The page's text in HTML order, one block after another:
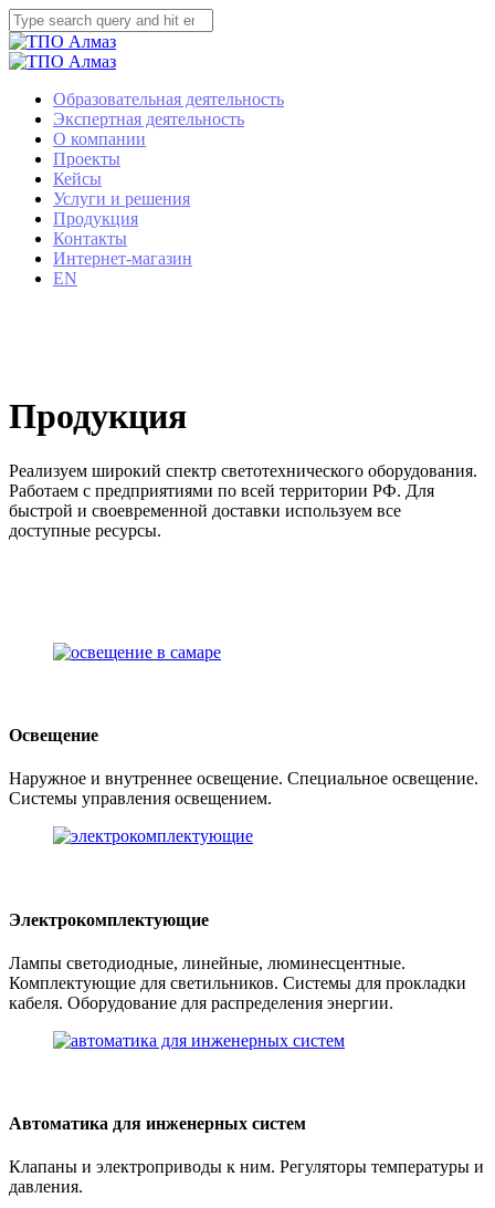
Образовательная деятельность
Экспертная деятельность
О компании
Проекты
Кейсы
Услуги и решения
Продукция
Контакты
Интернет-магазин
EN
Продукция
Реализуем широкий спектр светотехнического оборудования.
Работаем с предприятиями по всей территории РФ. Для
быстрой и своевременной доставки используем все
доступные ресурсы.
Освещение
Наружное и внутреннее освещение. Специальное освещение.
Системы управления освещением.
Электрокомплектующие
Лампы светодиодные, линейные, люминесцентные.
Комплектующие для светильников. Системы для прокладки
кабеля. Оборудование для распределения энергии.
Автоматика для инженерных систем
Клапаны и электроприводы к ним. Регуляторы температуры и
давления.